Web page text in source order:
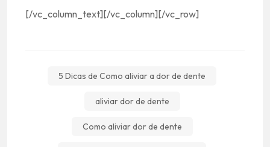
[/vc_column_text][/vc_column][/vc_row]
5 Dicas de Como aliviar a dor de dente
aliviar dor de dente
Como aliviar dor de dente